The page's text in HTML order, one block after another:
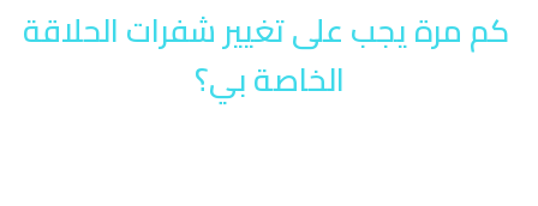
كم مرة يجب على تغيير شفرات الحلاقة
الخاصة بي؟